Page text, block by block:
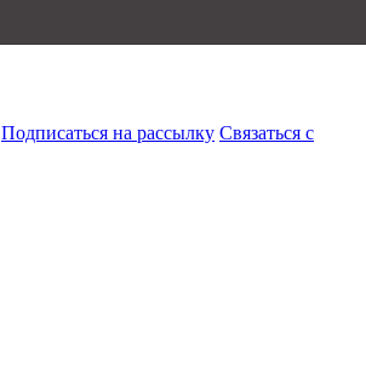
Подписаться на рассылку Связаться с